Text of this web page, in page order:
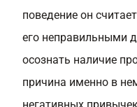
поведение он
его неправильными
осознать наличие
причина именно в